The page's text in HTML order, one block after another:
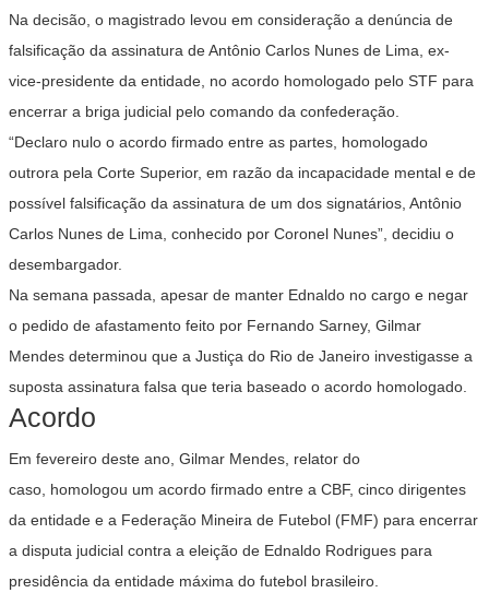
Na decisão, o magistrado levou em consideração a denúncia de
falsificação da assinatura de Antônio Carlos Nunes de Lima, ex-
vice-presidente da entidade, no acordo homologado pelo STF para
encerrar a briga judicial pelo comando da confederação
“Declaro nulo o acordo firmado entre as partes, homologado
outrora pela Corte Superior, em razão da incapacidade mental e de
possível falsificação da assinatura de um dos signatários, Antônio
Carlos Nunes de Lima, conhecido por Coronel Nunes”, decidiu o
desembargador.
Na semana passada, apesar de manter Ednaldo no cargo e negar
o pedido de afastamento feito por Fernando Sarney, Gilmar
Mendes determinou que a Justiça do Rio de Janeiro investigasse a
suposta assinatura falsa que teria baseado o acordo homologado
Acordo
Em fevereiro deste ano, Gilmar Mendes , relator do
caso, homologou um acordo firmado entre a CBF, cinco dirigentes
da entidade e a Federação Mineira de Futebol (FMF) para encerrar
a disputa judicial contra a eleição de Ednaldo Rodrigues para
presidência da entidade máxima do futebol brasileiro.